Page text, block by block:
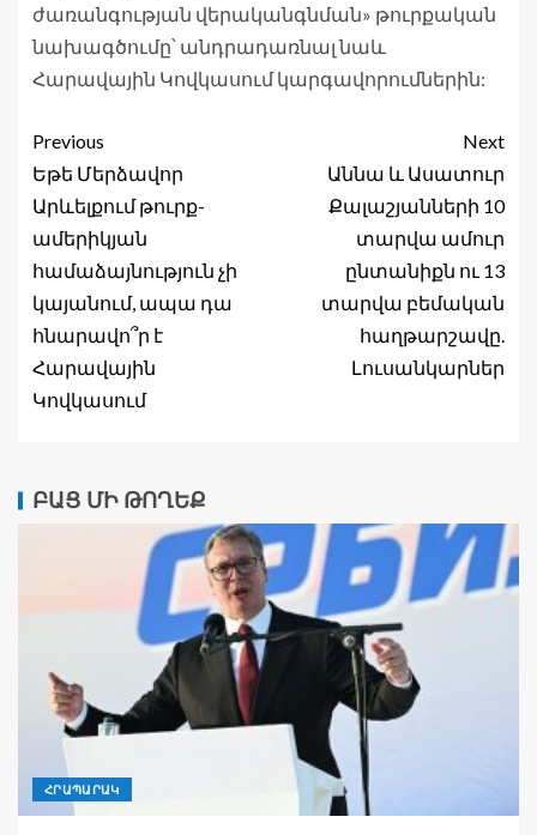
ժառանգության վերականգնման» թուրքական
նախագծումը՝ անդրադառնալ նաև
Հարավային Կովկասում կարգավորումներին:
Previous
Եթե Մերձավոր
Արևելքում թուրք-
ամերիկյան
համաձայնություն չի
կայանում, ապա դա
հնարավո՞ր է
Հարավային
Կովկասում
Next
Աննա և Ասատուր
Քալաշյանների 10
տարվա ամուր
ընտանիքն ու 13
տարվա բեմական
հաղթարշավը.
Լուսանկարներ
ԲԱՑ ՄԻ ԹՈՂԵՔ
ՀՐԱՊԱՐԱԿ